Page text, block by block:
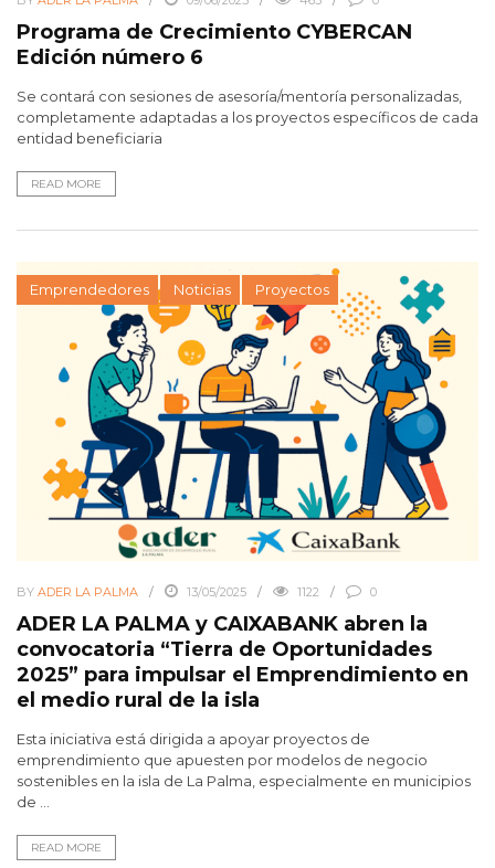
Programa de Crecimiento CYBERCAN
Edición número 6
Se contará con sesiones de asesoría/mentoría personalizadas,
completamente adaptadas a los proyectos específicos de cada
entidad beneficiaria
READ MORE
Emprendedores Noticias Proyectos
BY ADER LA PALMA 13/05/2025 1122 0
ADER LA PALMA y CAIXABANK abren la
convocatoria “Tierra de Oportunidades
2025” para impulsar el Emprendimiento en
el medio rural de la isla
Esta iniciativa está dirigida a apoyar proyectos de
emprendimiento que apuesten por modelos de negocio
sostenibles en la isla de La Palma, especialmente en municipios
de ...
READ MORE